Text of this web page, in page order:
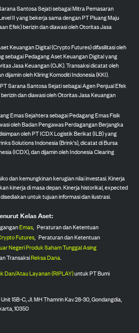
Santosa Sejati sebagai Mitra Pemasaran
II yang bekerja sama dengan PT Pluang Maju
Efek) berizin dan diawasi oleh Otoritas Jasa
Keuangan Digital (Crypto Futures) difasilitasi oleh
sebagai Pedagang Aset Keuangan Digital yang
Jasa Keuangan (OJK). Transaksi dicatat oleh
dijamin oleh Kliring Komoditi Indonesia (KKI).
Sarana Santosa Sejati sebagai Agen Penjual Efek
dan diawasi oleh Otoritas Jasa Keuangan
Emas Sejahtera sebagai Pedagang Emas Fisik
oleh Badan Pengawas Perdagangan Berjangka
oleh PT ICDX Logistik Berikat (ILB) yang
Solutions Indonesia (Brink's), dicatat di Bursa
(ICDX), dan dijamin oleh Indonesia Clearing
dan kemungkinan kerugian nilai investasi. Kinerja
kinerja di masa depan. Kinerja historikal, expected
untuk tujuan informasi dan ilustrasi.
Kelas Aset:
Emas, Peraturan dan Ketentuan
Futures, Peraturan dan Ketentuan
Negeri Produk Saham Tunggal Asing
TransaksiReksa Dana.
Dan/Atau Layanan (RIPLAY)untuk PT Bumi
15B-C, Jl. MH Thamrin Kav 28-30, Gondangdia,
10350